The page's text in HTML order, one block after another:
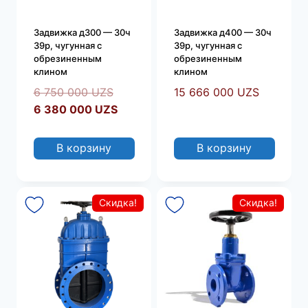
Задвижка д300 — 30ч
39р, чугунная с
обрезиненным
клином
6 750 000UZSПервоначальная
цена
750
6 380 000 UZSТекущая
380
В корзину
Задвижка д400 — 30ч
39р, чугунная с
обрезиненным
клином
15 666 000 UZS
В корзину
Скидка! Скидка!